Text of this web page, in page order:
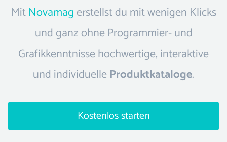
MitNovamagerstellst du mit wenigen Klicks
und ganz ohne Programmier- und
Grafikkenntnisse hochwertige, interaktive
und individuelleProduktkataloge.
Kostenlos starten